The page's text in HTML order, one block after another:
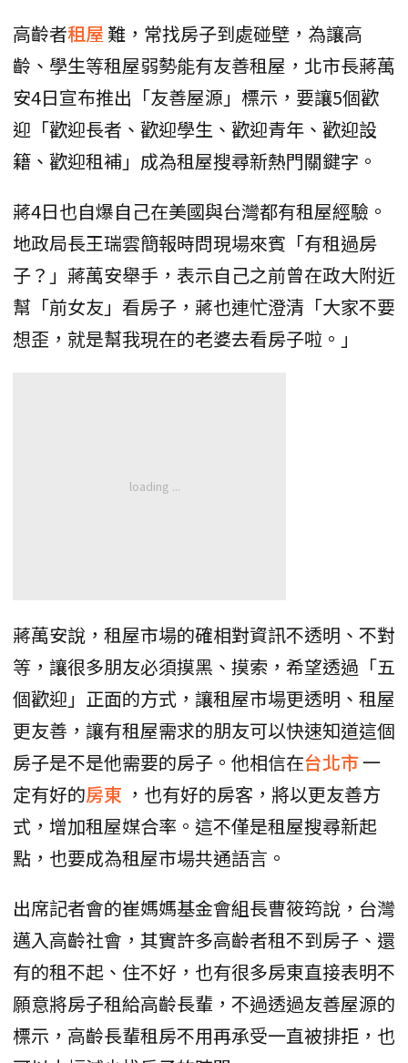
高齡者租屋 難，常找房子到處碰壁，為讓高
齡、學生等租屋弱勢能有友善租屋，北市長蔣萬
安4日宣布推出「友善屋源」標示，要讓5個歡
迎「歡迎長者、歡迎學生、歡迎青年、歡迎設
籍、歡迎租補」成為租屋搜尋新熱門關鍵字。
蔣4日也自爆自己在美國與台灣都有租屋經驗。
地政局長王瑞雲簡報時問現場來賓「有租過房
子？」蔣萬安舉手，表示自己之前曾在政大附近
幫「前女友」看房子，蔣也連忙澄清「大家不要
想歪，就是幫我現在的老婆去看房子啦。」
蔣萬安說，租屋市場的確相對資訊不透明、不對
等，讓很多朋友必須摸黑、摸索，希望透過「五
個歡迎」正面的方式，讓租屋市場更透明、租屋
更友善，讓有租屋需求的朋友可以快速知道這個
房子是不是他需要的房子。他相信在台北市一
定有好的房東 ，也有好的房客，將以更友善方
式，增加租屋媒合率。這不僅是租屋搜尋新起
點，也要成為租屋市場共通語言。
出席記者會的崔媽媽基金會組長曹筱筠說，台灣
邁入高齡社會，其實許多高齡者租不到房子、還
有的租不起、住不好，也有很多房東直接表明不
願意將房子租給高齡長輩，不過透過友善屋源的
標示，高齡長輩租房不用再承受一直被排拒，也